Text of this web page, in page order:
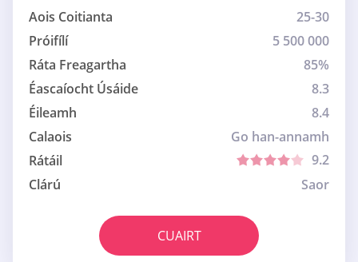
Aois Coitianta
25-30
Próifílí
5 500 000
Ráta Freagartha
85%
Éascaíocht Úsáide
8.3
Éileamh
8.4
Calaois
Go han-annamh
Rátáil
9.2
Clárú
Saor
CUAIRT